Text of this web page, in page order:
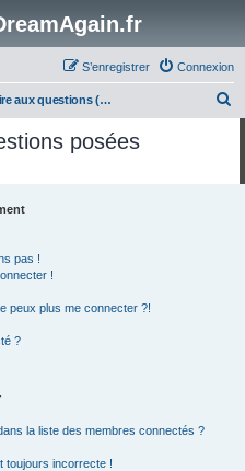
Connexion
S’enregistrer
Foire aux questions (Questions posées fréquemment)
posées
pas !
!
peux plus me connecter ?!
?
la liste des membres connectés ?
toujours incorrecte !